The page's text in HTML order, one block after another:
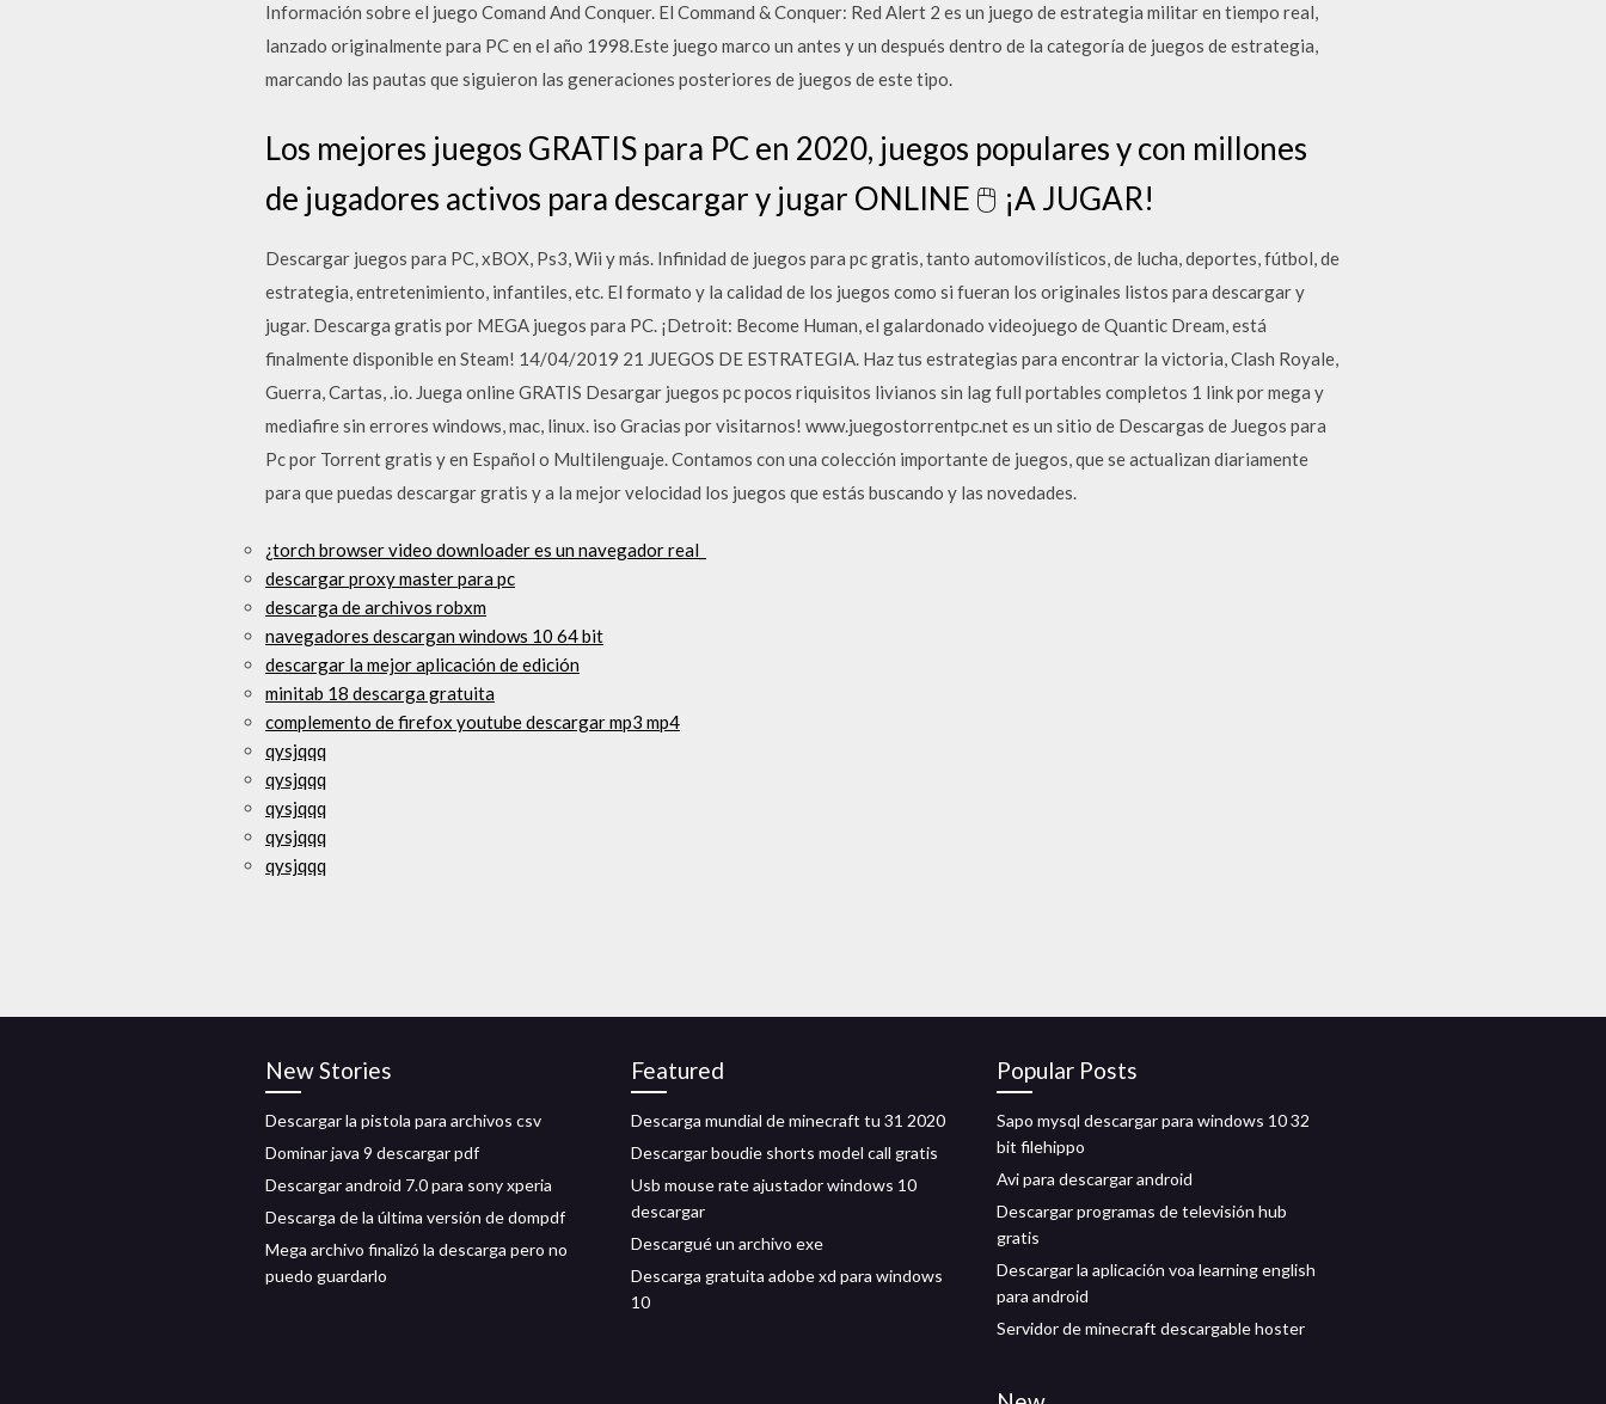
Información sobre el juego Comand And Conquer. El Command & Conquer: Red Alert 2 es un juego de estrategia militar en tiempo real,
lanzado originalmente para PC en el año 1998.Este juego marco un antes y un después dentro de la categoría de juegos de estrategia,
marcando las pautas que siguieron las generaciones posteriores de juegos de este tipo.
Los mejores juegos GRATIS para PC en 2020, juegos populares y con millones
de jugadores activos para descargar y jugar ONLINE 🖱️ ¡A JUGAR!
Descargar juegos para PC, xBOX, Ps3, Wii y más. Infinidad de juegos para pc gratis, tanto automovilísticos, de lucha, deportes, fútbol, de
estrategia, entretenimiento, infantiles, etc. El formato y la calidad de los juegos como si fueran los originales listos para descargar y
jugar. Descarga gratis por MEGA juegos para PC. ¡Detroit: Become Human, el galardonado videojuego de Quantic Dream, está
finalmente disponible en Steam! 14/04/2019 21 JUEGOS DE ESTRATEGIA. Haz tus estrategias para encontrar la victoria, Clash Royale,
Guerra, Cartas, .io. Juega online GRATIS Desargar juegos pc pocos riquisitos livianos sin lag full portables completos 1 link por mega y
mediafire sin errores windows, mac, linux. iso Gracias por visitarnos! www.juegostorrentpc.net es un sitio de Descargas de Juegos para
Pc por Torrent gratis y en Español o Multilenguaje. Contamos con una colección importante de juegos, que se actualizan diariamente
para que puedas descargar gratis y a la mejor velocidad los juegos que estás buscando y las novedades.
¿torch browser video downloader es un navegador real_
descargar proxy master para pc
descarga de archivos robxm
navegadores descargan windows 10 64 bit
descargar la mejor aplicación de edición
minitab 18 descarga gratuita
complemento de firefox youtube descargar mp3 mp4
qysjqqq
qysjqqq
qysjqqq
qysjqqq
qysjqqq
New Stories
Descargar la pistola para archivos csv
Dominar java 9 descargar pdf
Descargar android 7.0 para sony xperia
Descarga de la última versión de dompdf
Mega archivo finalizó la descarga pero no
puedo guardarlo
Featured
Descarga mundial de minecraft tu 31 2020
Descargar boudie shorts model call gratis
Usb mouse rate ajustador windows 10
descargar
Descargué un archivo exe
Descarga gratuita adobe xd para windows
10
Popular Posts
Sapo mysql descargar para windows 10 32
bit filehippo
Avi para descargar android
Descargar programas de televisión hub
gratis
Descargar la aplicación voa learning english
para android
Servidor de minecraft descargable hoster